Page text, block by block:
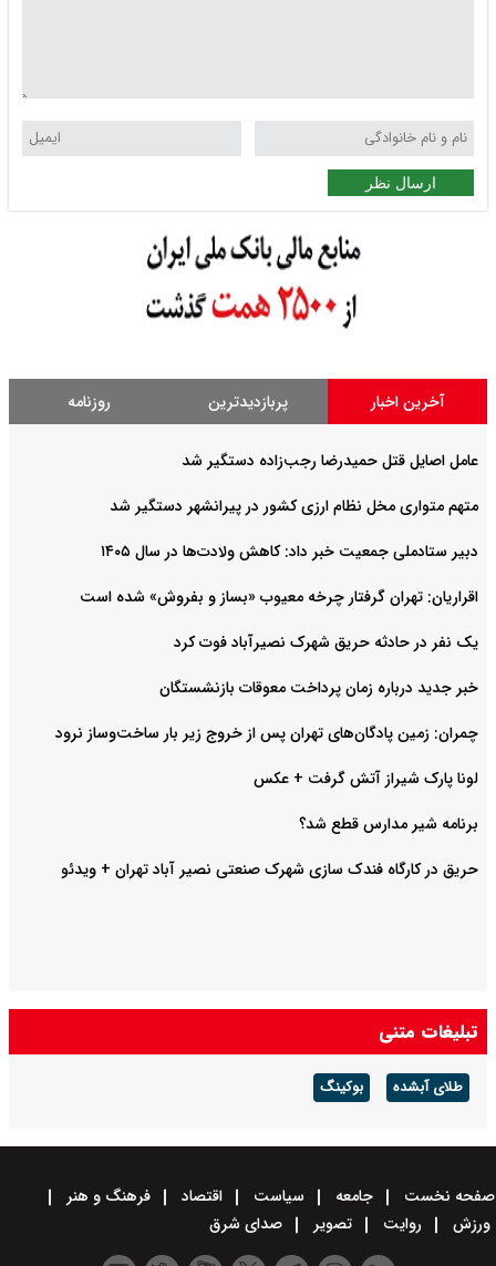
ارسال نظر
آخرین اخبار پربازدیدترین روزنامه
عامل اصایل قتل حمیدرضا رجب‌‌زاده دستگیر شد
متهم متواری مخل نظام ارزی کشور در پیرانشهر دستگیر شد
دبیر ستادملی جمعیت خبر داد: کاهش ولادت‌ها در سال ۱۴۰۵
اقراریان: تهران گرفتار چرخه معیوب «بساز و بفروش» شده است
یک نفر در حادثه حریق شهرک نصیرآباد فوت کرد
خبر جدید درباره زمان پرداخت معوقات بازنشستگان
چمران: زمین پادگان‌های تهران پس از خروج زیر بار ساخت‌وساز نرود
لونا پارک شیراز آتش گرفت + عکس
برنامه شیر مدارس قطع شد؟
حریق در کارگاه فندک سازی شهرک صنعتی نصیر آباد تهران + ویدئو
تبلیغات متنی
طلای آبشده بوکینگ
صفحه نخست جامعه سیاست اقتصاد
فرهنگ و هنر
ورزش
روایت تصویر صدای شرق